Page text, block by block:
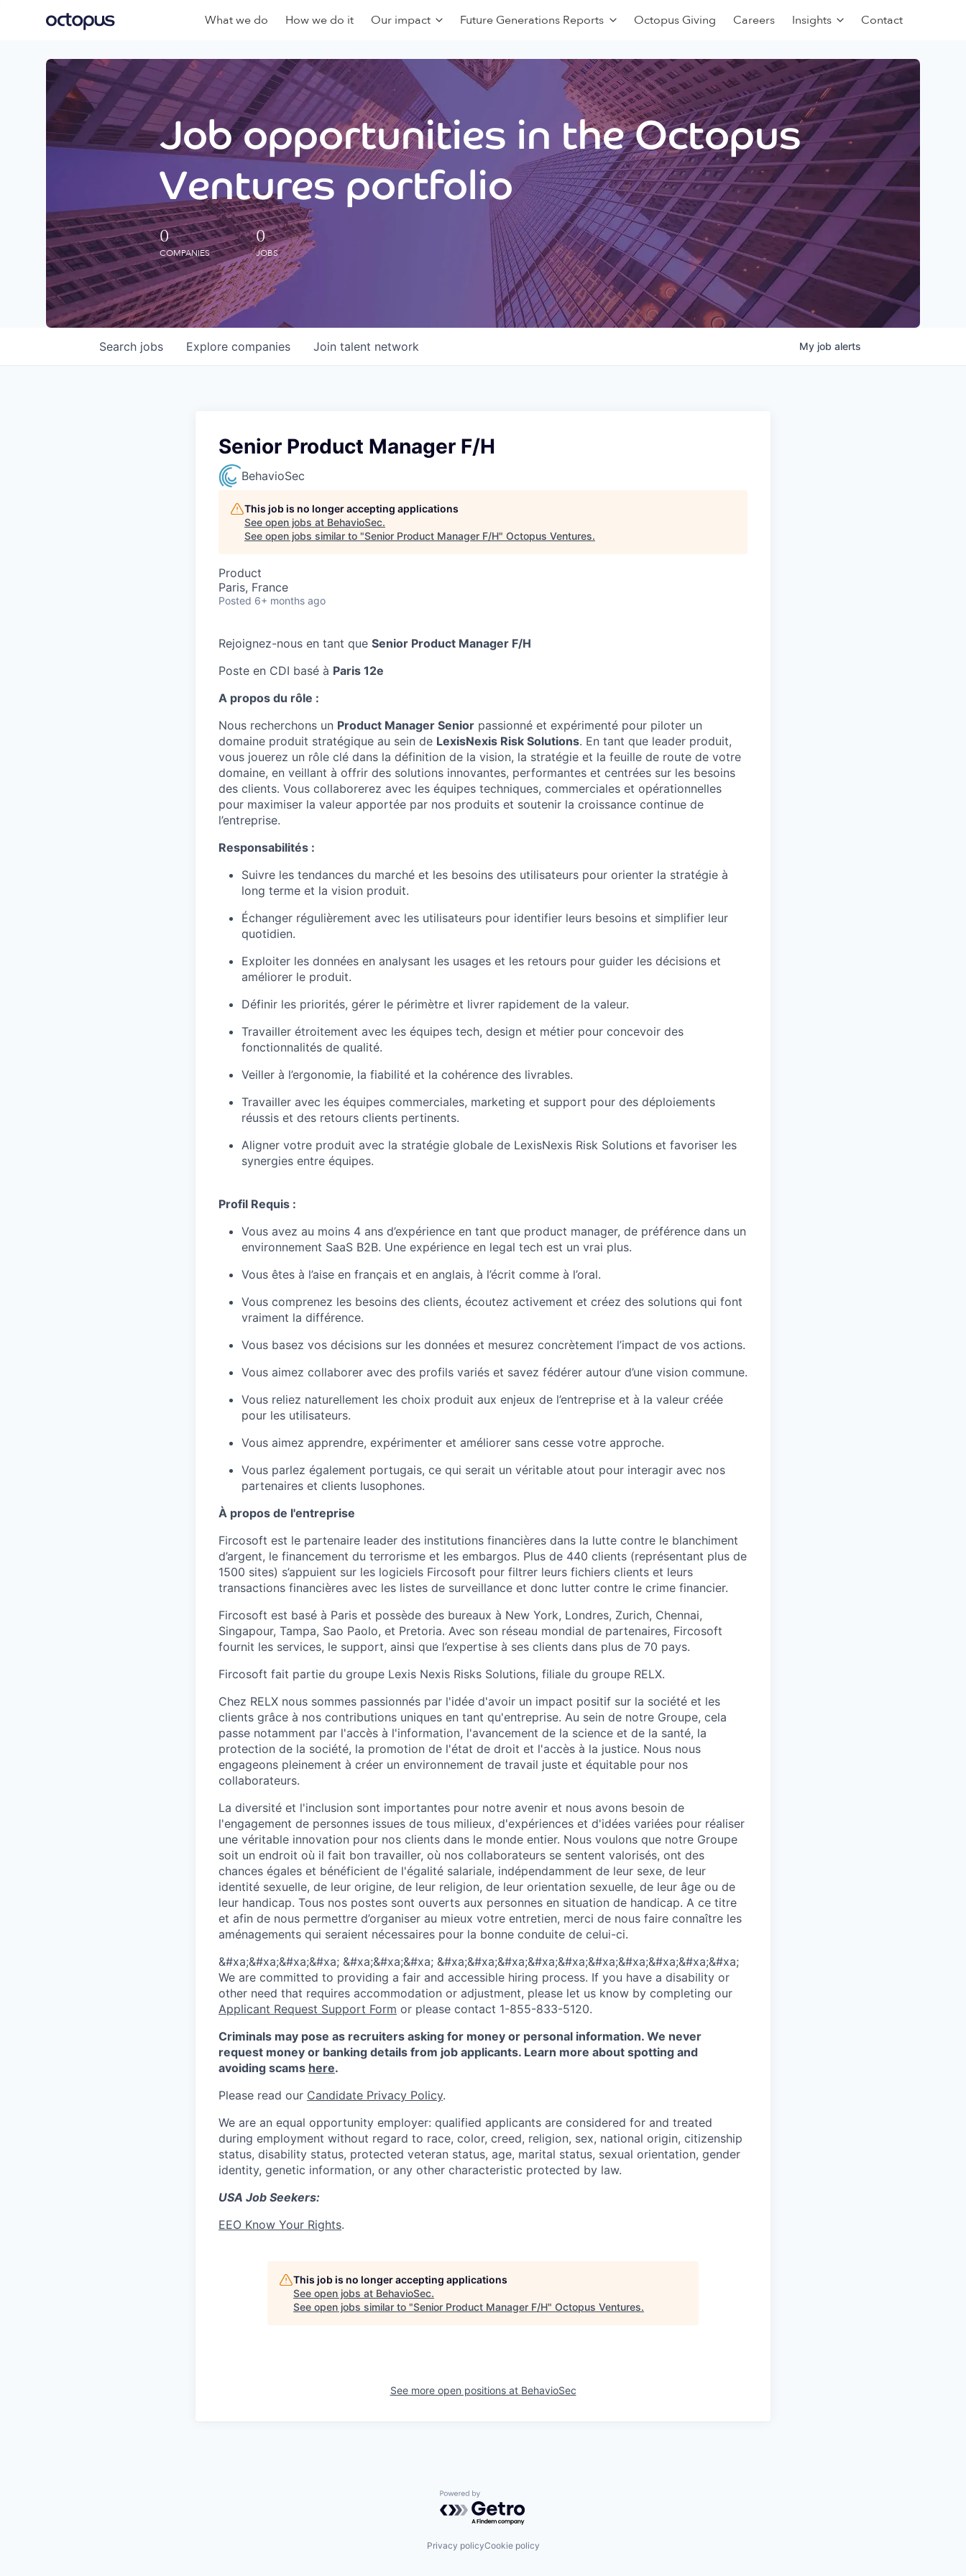
What we do How we do it Our impact Future Generations Reports Octopus Giving Careers Insights Contact
Job opportunities in the Octopus
Ventures portfolio
0
COMPANIES
0
JOBS
Search jobs Explore companies Join talent network My job alerts
Senior Product Manager F/H
BehavioSec
This job is no longer accepting applications
See open jobs at BehavioSec.
See open jobs similar to "Senior Product Manager F/H" Octopus Ventures.
Product
Paris, France
Posted 6+ months ago
Rejoignez-nous en tant que Senior Product Manager F/H
Poste en CDI basé à Paris 12e
A propos du rôle :
Nous recherchons un Product Manager Senior passionné et expérimenté pour piloter un
domaine produit stratégique au sein de LexisNexis Risk Solutions. En tant que leader produit,
vous jouerez un rôle clé dans la définition de la vision, la stratégie et la feuille de route de votre
domaine, en veillant à offrir des solutions innovantes, performantes et centrées sur les besoins
des clients. Vous collaborerez avec les équipes techniques, commerciales et opérationnelles
pour maximiser la valeur apportée par nos produits et soutenir la croissance continue de
l’entreprise.
Responsabilités :
Suivre les tendances du marché et les besoins des utilisateurs pour orienter la stratégie à
long terme et la vision produit.
Échanger régulièrement avec les utilisateurs pour identifier leurs besoins et simplifier leur
quotidien.
Exploiter les données en analysant les usages et les retours pour guider les décisions et
améliorer le produit.
Définir les priorités, gérer le périmètre et livrer rapidement de la valeur.
Travailler étroitement avec les équipes tech, design et métier pour concevoir des
fonctionnalités de qualité.
Veiller à l’ergonomie, la fiabilité et la cohérence des livrables.
Travailler avec les équipes commerciales, marketing et support pour des déploiements
réussis et des retours clients pertinents.
Aligner votre produit avec la stratégie globale de LexisNexis Risk Solutions et favoriser les
synergies entre équipes.
Profil Requis :
Vous avez au moins 4 ans d’expérience en tant que product manager, de préférence dans un
environnement SaaS B2B. Une expérience en legal tech est un vrai plus.
Vous êtes à l’aise en français et en anglais, à l’écrit comme à l’oral.
Vous comprenez les besoins des clients, écoutez activement et créez des solutions qui font
vraiment la différence.
Vous basez vos décisions sur les données et mesurez concrètement l’impact de vos actions.
Vous aimez collaborer avec des profils variés et savez fédérer autour d’une vision commune.
Vous reliez naturellement les choix produit aux enjeux de l’entreprise et à la valeur créée
pour les utilisateurs.
Vous aimez apprendre, expérimenter et améliorer sans cesse votre approche.
Vous parlez également portugais, ce qui serait un véritable atout pour interagir avec nos
partenaires et clients lusophones.
À propos de l'entreprise
Fircosoft est le partenaire leader des institutions financières dans la lutte contre le blanchiment
d’argent, le financement du terrorisme et les embargos. Plus de 440 clients (représentant plus de
1500 sites) s’appuient sur les logiciels Fircosoft pour filtrer leurs fichiers clients et leurs
transactions financières avec les listes de surveillance et donc lutter contre le crime financier.
Fircosoft est basé à Paris et possède des bureaux à New York, Londres, Zurich, Chennai,
Singapour, Tampa, Sao Paolo, et Pretoria. Avec son réseau mondial de partenaires, Fircosoft
fournit les services, le support, ainsi que l’expertise à ses clients dans plus de 70 pays.
Fircosoft fait partie du groupe Lexis Nexis Risks Solutions, filiale du groupe RELX.
Chez RELX nous sommes passionnés par l'idée d'avoir un impact positif sur la société et les
clients grâce à nos contributions uniques en tant qu'entreprise. Au sein de notre Groupe, cela
passe notamment par l'accès à l'information, l'avancement de la science et de la santé, la
protection de la société, la promotion de l'état de droit et l'accès à la justice. Nous nous
engageons pleinement à créer un environnement de travail juste et équitable pour nos
collaborateurs.
La diversité et l'inclusion sont importantes pour notre avenir et nous avons besoin de
l'engagement de personnes issues de tous milieux, d'expériences et d'idées variées pour réaliser
une véritable innovation pour nos clients dans le monde entier. Nous voulons que notre Groupe
soit un endroit où il fait bon travailler, où nos collaborateurs se sentent valorisés, ont des
chances égales et bénéficient de l'égalité salariale, indépendamment de leur sexe, de leur
identité sexuelle, de leur origine, de leur religion, de leur orientation sexuelle, de leur âge ou de
leur handicap. Tous nos postes sont ouverts aux personnes en situation de handicap. A ce titre
et afin de nous permettre d’organiser au mieux votre entretien, merci de nous faire connaître les
aménagements qui seraient nécessaires pour la bonne conduite de celui-ci.
&#xa;&#xa;&#xa;&#xa; &#xa;&#xa;&#xa; &#xa;&#xa;&#xa;&#xa;&#xa;&#xa;&#xa;&#xa;&#xa;&#xa;
We are committed to providing a fair and accessible hiring process. If you have a disability or
other need that requires accommodation or adjustment, please let us know by completing our
Applicant Request Support Form or please contact 1-855-833-5120.
Criminals may pose as recruiters asking for money or personal information. We never
request money or banking details from job applicants. Learn more about spotting and
avoiding scams here.
Please read our Candidate Privacy Policy.
We are an equal opportunity employer: qualified applicants are considered for and treated
during employment without regard to race, color, creed, religion, sex, national origin, citizenship
status, disability status, protected veteran status, age, marital status, sexual orientation, gender
identity, genetic information, or any other characteristic protected by law.
USA Job Seekers:
EEO Know Your Rights.
This job is no longer accepting applications
See open jobs at BehavioSec.
See open jobs similar to "Senior Product Manager F/H" Octopus Ventures.
See more open positions at BehavioSec
Powered by Getro.com
Privacy policyCookie policy